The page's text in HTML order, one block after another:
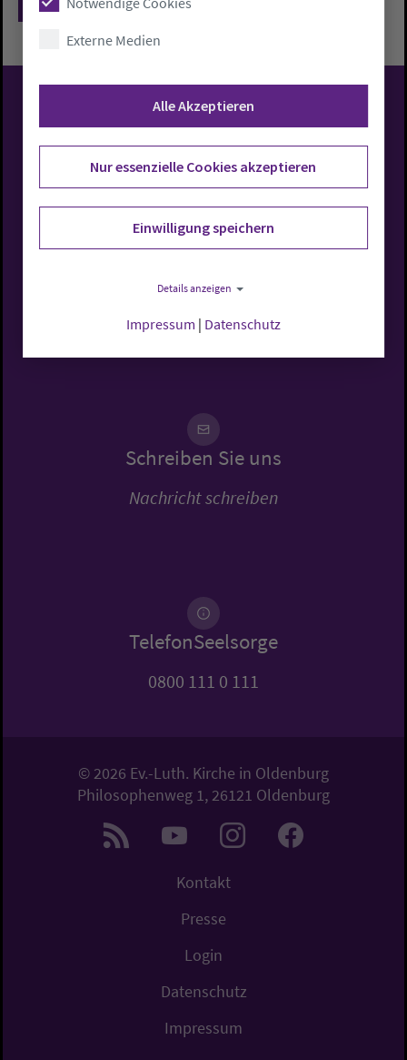
Evangelisch-Lutherische
Kirche in Oldenburg
0441 7701-0
Schreiben Sie uns
Nachricht schreiben
TelefonSeelsorge
0800 111 0 111
© 2026 Ev.-Luth. Kirche in Oldenburg
Philosophenweg 1, 26121 Oldenburg
Kontakt
Presse
Login
Datenschutz
Impressum
Externe Medien
Alle Akzeptieren
Nur essenzielle Cookies akzeptieren
Einwilligung speichern
Details anzeigen
Impressum | Datenschutz